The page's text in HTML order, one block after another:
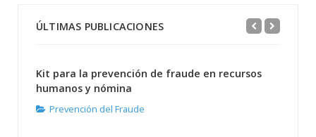
ÚLTIMAS PUBLICACIONES
Kit para la prevención de fraude en recursos
humanos y nómina
Prevención del Fraude